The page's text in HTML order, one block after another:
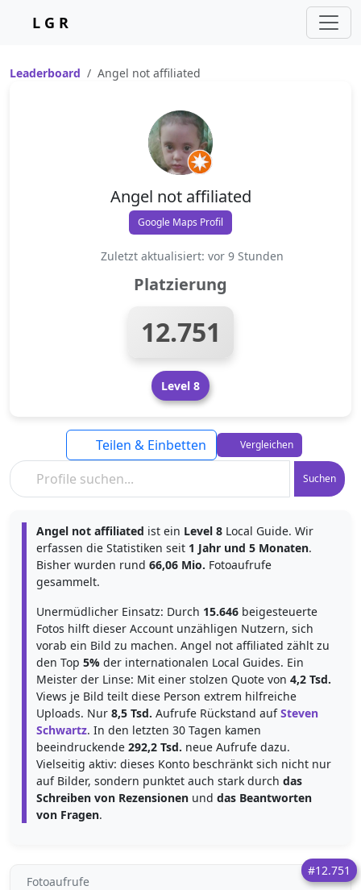
L G R
Leaderboard Angel not affiliated
Angel not affiliated
Google Maps Profil
Zuletzt aktualisiert: vor 9 Stunden
Platzierung
12.751
Level 8
Suchen
Teilen & Einbetten Vergleichen
Angel not affiliated ist ein Level 8 Local Guide. Wir
erfassen die Statistiken seit 1 Jahr und 5 Monaten.
Bisher wurden rund 66,06 Mio. Fotoaufrufe
gesammelt.
Unermüdlicher Einsatz: Durch 15.646 beigesteuerte
Fotos hilft dieser Account unzähligen Nutzern, sich
vorab ein Bild zu machen. Angel not affiliated zählt zu
den Top 5% der internationalen Local Guides. Ein
Meister der Linse: Mit einer stolzen Quote von 4,2 Tsd.
Views je Bild teilt diese Person extrem hilfreiche
Uploads. Nur 8,5 Tsd. Aufrufe Rückstand aufSteven
Schwartz. In den letzten 30 Tagen kamen
beeindruckende 292,2 Tsd. neue Aufrufe dazu.
Vielseitig aktiv: dieses Konto beschränkt sich nicht nur
auf Bilder, sondern punktet auch stark durch das
Schreiben von Rezensionen und das Beantworten
von Fragen.
#12.751
Fotoaufrufe